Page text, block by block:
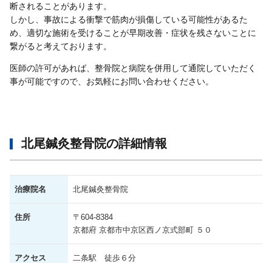
断されることがあります。
しかし、事故による衝撃で筋肉が損傷している可能性があるた
め、適切な施術を受けることが早期改善・症状を残さないことに
繋がると考えております。
医師の許可があれば、整骨院と病院を併用して通院していただく
事が可能ですので、お気軽にお問い合わせください。
北尾鍼灸整骨院の詳細情報
治療院名 北尾鍼灸整骨院
住所
〒604-8384
京都府 京都市中京区西ノ京式部町 ５０
アクセス 二条駅 徒歩６分